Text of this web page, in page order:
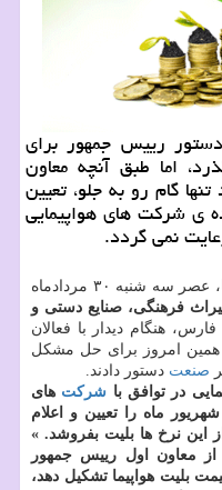
رییس جمهور برای
اما طبق آنچه معاون
گام رو به جلو، تعیین
ی شركت های هواپیمایی
نمی گردد.
، عصر سه شنبه ۳۰ مردادماه
فرهنگی، صنایع دستی و
هنگام دیدار با فعالان
همین امروز برای حل مشكل
صنعت دستور دادند.
در توافق با شركت های
ماه را تعیین و اعلام
این نرخ ها بلیت بفروشد. »
معاون اول رییس جمهور
بلیت هواپیما تشكیل دهد،